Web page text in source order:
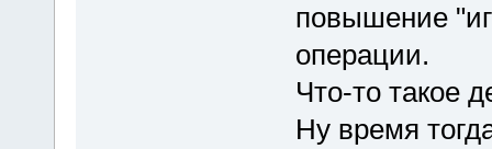
повышение
операции.
Что-то такое
Ну время